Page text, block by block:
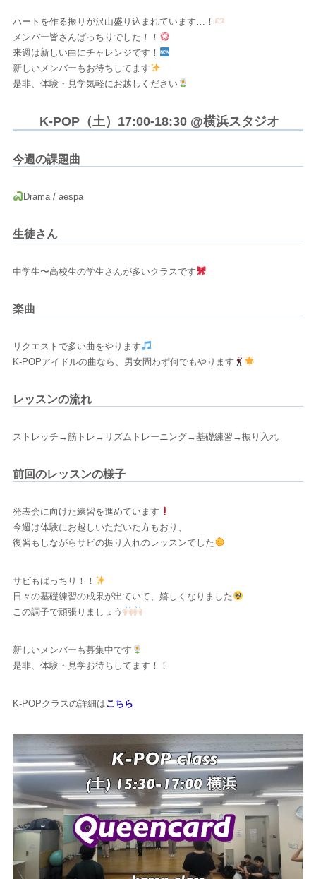
ハートを作る振りが沢山盛り込まれています…！
メンバー皆さんばっちりでした！！
来週は新しい曲にチャレンジです！
新しいメンバーもお待ちしてます
是非、体験・見学気軽にお越しください
K-POP（土）17:00-18:30 @横浜スタジオ
今週の課題曲
Drama / aespa
生徒さん
中学生〜高校生の学生さんが多いクラスです
楽曲
リクエストで多い曲をやります
K-POPアイドルの曲なら、男女問わず何でもやります
レッスンの流れ
ストレッチ→筋トレ→リズムトレーニング→基礎練習→振り入れ
前回のレッスンの様子
発表会に向けた練習を進めています
今週は体験にお越しいただいた方もおり、
復習もしながらサビの振り入れのレッスンでした
サビもばっちり！！
日々の基礎練習の成果が出ていて、嬉しくなりました
この調子で頑張りましょう
新しいメンバーも募集中です
是非、体験・見学お待ちしてます！！
K-POPクラスの詳細はこちら